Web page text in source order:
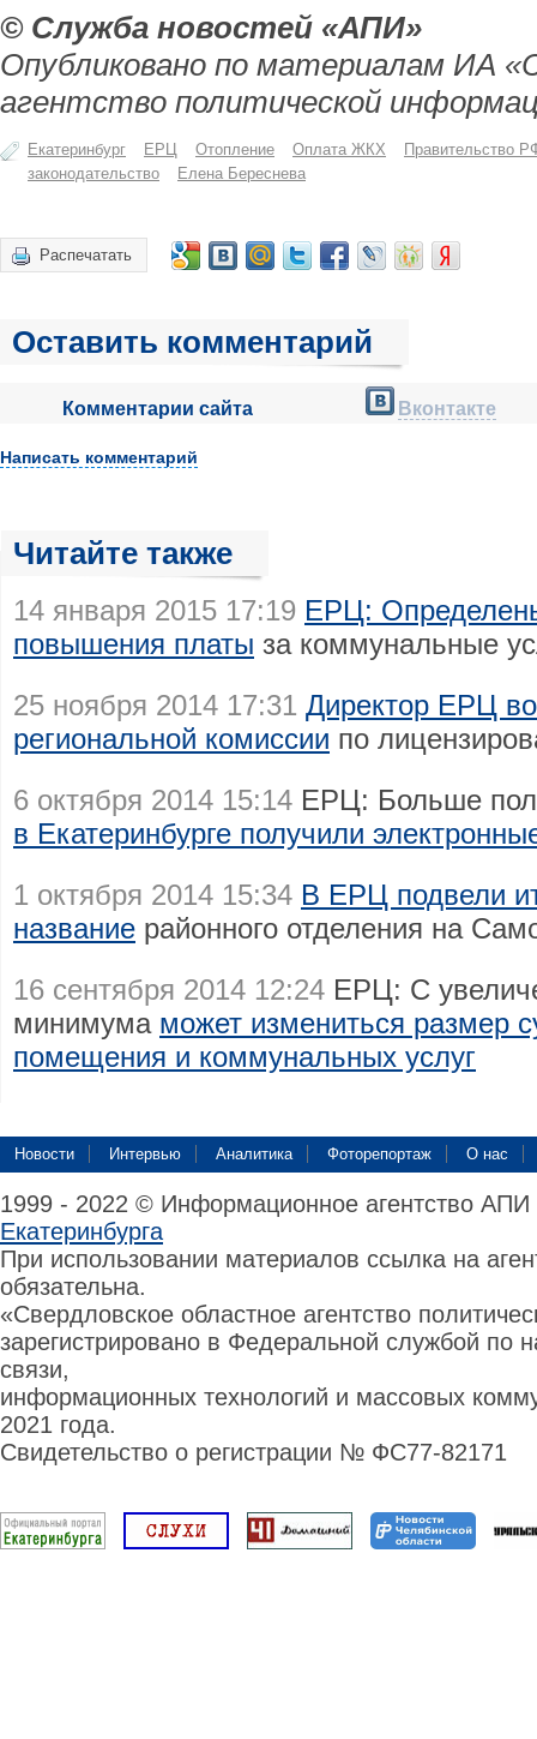
© Служба новостей «АПИ»
Опубликовано по материалам ИА
агентство политической
Екатеринбург ЕРЦ Отопление Оплата ЖКХ
Правительство
законодательство
Елена Береснева
Распечатать
Оставить комментарий
Комментарии сайта Вконтакте
Написать комментарий
Читайте также
14 января 2015 17:19 ЕРЦ:
повышения платы за коммунальные
25 ноября 2014 17:31 Директор ЕРЦ
региональной комиссии по
6 октября 2014 15:14 ЕРЦ: Больше
в Екатеринбурге получили
1 октября 2014 15:34 В ЕРЦ подвели
название районного отделения на
16 сентября 2014 12:24 ЕРЦ: C
минимума может измениться размер
помещения и коммунальных услуг
Новости Интервью Аналитика Фоторепортаж О нас
1999 - 2022 © Информационное агентство
Екатеринбурга
При использовании материалов ссылка на
обязательна.
«Свердловское областное агентство
зарегистрировано в Федеральной службой по
связи,
информационных технологий и массовых
2021 года.
Свидетельство о регистрации № ФС77-82171